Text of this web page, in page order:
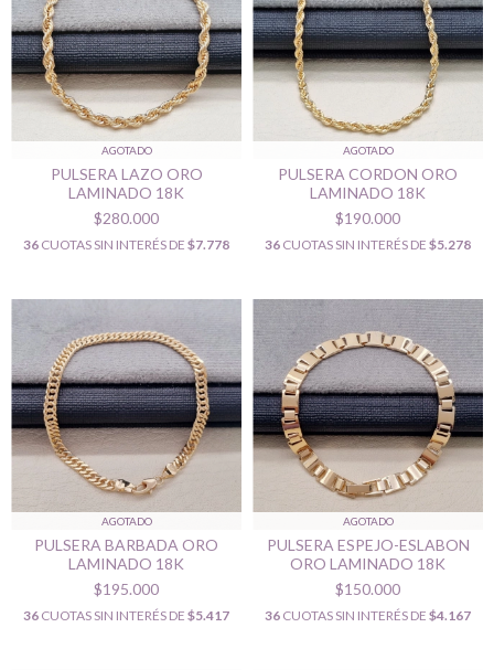
AGOTADO
PULSERA LAZO ORO
LAMINADO 18K
$280.000
36 CUOTAS SIN INTERÉS DE $7.778
AGOTADO
PULSERA CORDON ORO
LAMINADO 18K
$190.000
36 CUOTAS SIN INTERÉS DE $5.278
AGOTADO
PULSERA BARBADA ORO
LAMINADO 18K
$195.000
36 CUOTAS SIN INTERÉS DE $5.417
AGOTADO
PULSERA ESPEJO-ESLABON
ORO LAMINADO 18K
$150.000
36 CUOTAS SIN INTERÉS DE $4.167